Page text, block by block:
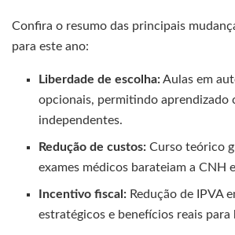
Confira o resumo das principais
para este ano:
Liberdade de escolha:Aulas em
opcionais, permitindo aprendizado
independentes.
Redução de custos: Curso teórico
exames médicos barateiam a CNH
Incentivo fiscal: Redução de IPVA
estratégicos e benefícios reais